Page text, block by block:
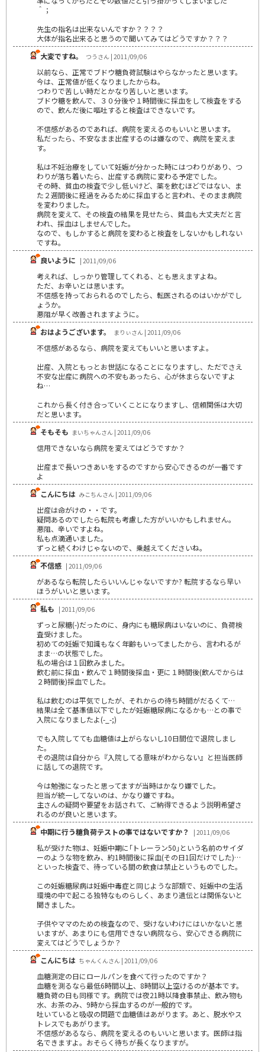
＾；
先生の指名は出来ないんですか？？？？
大体が指名出来ると思うので聞いてみてはどうですか？？？
大変ですね。
つうさん | 2011/09/06
以前なら、正常でブドウ糖負荷試験はやらなかったと思います。
今は、正常値が低くなりましたからね。
つわりで苦しい時だとかなり苦しいと思います。
ブドウ糖を飲んで、３０分後や１時間後に採血をして検査をする
ので、飲んだ後に嘔吐すると検査はできないです。
不信感があるのであれば、病院を変えるのもいいと思います。
私だったら、不安なまま出産するのは嫌なので、病院を変えま
す。
私は不妊治療をしていて妊娠が分かった時にはつわりがあり、つ
わりが落ち着いたら、出産する病院に変わる予定でした。
その時、貧血の検査で少し低いけど、薬を飲むほどではない、ま
た２週間後に経過をみるために採血すると言われ、そのまま病院
を変わりました。
病院を変えて、その検査の結果を見せたら、貧血も大丈夫だと言
われ、採血はしませんでした。
なので、もしかすると病院を変わると検査をしないかもしれない
ですね。
良いように | 2011/09/06
考えれば、しっかり管理してくれる、とも思えますよね。
ただ、お辛いとは思います。
不信感を持っておられるのでしたら、転医されるのはいかがでし
ょうか。
悪阻が早く改善されますように。
おはようございます。
まりぃさん | 2011/09/06
不信感があるなら、病院を変えてもいいと思いますよ。
出産、入院ともっとお世話になることになりますし、ただでさえ
不安な出産に病院への不安もあったら、心が休まらないですよ
ね…
これから長く付き合っていくことになりますし、信頼関係は大切
だと思います。
そもそも まいちゃんさん | 2011/09/06
信用できないなら病院を変えてはどうですか？
出産まで長いつきあいをするのですから安心できるのが一番です
よ
こんにちは みこちんさん | 2011/09/06
出産は命がけの・・です。
疑問あるのでしたら転院も考慮した方がいいかもしれません。
悪阻、辛いですよね。
私も点滴通いました。
ずっと続くわけじゃないので、乗越えてくださいね。
不信感 | 2011/09/06
があるなら転院したらいいんじゃないですか? 転院するなら早い
ほうがいいと思います。
私も | 2011/09/06
ずっと尿糖(-)だったのに、身内にも糖尿病はいないのに、負荷検
査受けました。
初めての妊娠で知識もなく年齢もいってましたから、言われるが
まま…の状態でした。
私の場合は１回飲みました。
飲む前に採血・飲んで１時間後採血・更に１時間後(飲んでからは
２時間後)採血でした。
私は飲むのは平気でしたが、それからの待ち時間がだるくて…
結果は全て基準値以下でしたが妊娠糖尿病になるかも…との事で
入院になりましたよ(-_-;)
でも入院してても血糖値は上がらないし10日間位で退院しまし
た。
その退院は自分から『入院してる意味がわからない』と担当医師
に話しての退院です。
今は勉強になったと思ってますが当時はかなり嫌でした。
担当が統一してないのは、かなり嫌ですね。
主さんの疑問や要望をお話されて、ご納得できるよう説明希望さ
れるのが良いと思います。
中期に行う糖負荷テストの事ではないですか？
| 2011/09/06
私が受けた物は、妊娠中期に｢トレーラン50｣という名前のサイダ
ーのような物を飲み、約1時間後に採血(その日1回だけでした)…
といった検査で、待っている間の飲食は禁止というものでした。
この妊娠糖尿病は妊娠中毒症と同じような部類で、妊娠中の生活
環境の中で起こる独特なものらしく、あまり遺伝とは関係ないと
聞きました。
子供やママのための検査なので、受けないわけにはいかないと思
いますが、あまりにも信用できない病院なら、安心できる病院に
変えてはどうでしょうか？
こんにちは ちゃんくんさん | 2011/09/06
血糖測定の日にロールパンを食べて行ったのですか？
血糖を測るなら最低6時間以上、8時間以上空けるのが基本です。
糖負荷の日も同様です。病院では夜21時以降食事禁止、飲み物も
水、お茶のみ、9時から採血するのが一般的です。
吐いていると吸収の問題で血糖値はあがります。あと、脱水やス
トレスでもあがります。
不信感があるなら、病院を変えるのもいいと思います。医師は指
名できますよ。おそらく待ちが長くなりますが。